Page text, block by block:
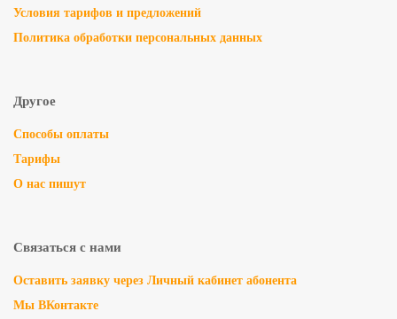
Условия тарифов и предложений
Политика обработки персональных данных
Другое
Способы оплаты
Тарифы
О нас пишут
Связаться с нами
Оставить заявку через Личный кабинет абонента
Мы ВКонтакте